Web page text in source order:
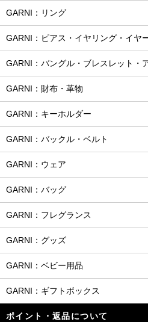
GARNI：リング
GARNI：ピアス・イヤリング・イヤ
GARNI：バングル・ブレスレット・
GARNI：財布・革物
GARNI：キーホルダー
GARNI：バックル・ベルト
GARNI：ウェア
GARNI：バッグ
GARNI：フレグランス
GARNI：グッズ
GARNI：ベビー用品
GARNI：ギフトボックス
ポイント・返品について